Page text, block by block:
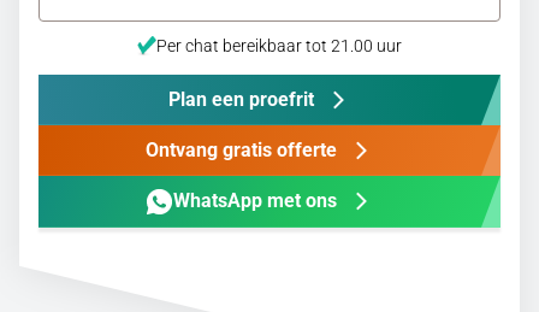
Per chat bereikbaar tot 21.00 uur
Plan een proefrit
Ontvang gratis offerte
WhatsApp met ons